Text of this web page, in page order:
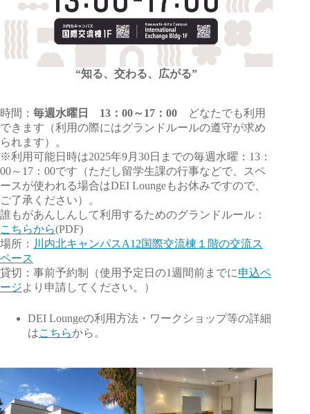
“知る、交わる、広がる”
時間： 毎週水曜日 13：00～17：00 どなたでも利用
できます（利用の際にはグランドルールの遵守が求め
られます）。
※利用可能日時は2025年9月30日までの毎週水曜：13：
00～17：00です（ただし留学生課の行事などで、スペ
ースが使われる場合はDEI Loungeもお休みですので、
ご了承ください）。
誰もがあんしんして利用するためのグランドルール：
こちらから(PDF)
場所： 川内北キャンパスA12国際交流棟１階の交流ス
ペース
貸切：事前予約制（使用予定日の1週間前までに申込ペ
ージより申請してください。）
DEI Loungeの利用方法・ワークショップ等の詳細
はこちらから。